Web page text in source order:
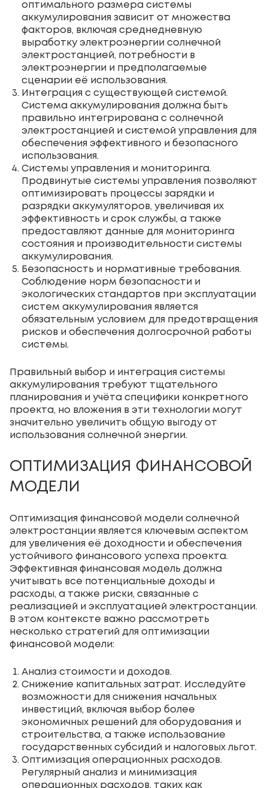
оптимального размера системы
аккумулирования зависит от множества
факторов, включая среднедневную
выработку электроэнергии солнечной
электростанцией, потребности в
электроэнергии и предполагаемые
сценарии её использования.
Интеграция с существующей системой.
Система аккумулирования должна быть
правильно интегрирована с солнечной
электростанцией и системой управления для
обеспечения эффективного и безопасного
использования.
Системы управления и мониторинга.
Продвинутые системы управления позволяют
оптимизировать процессы зарядки и
разрядки аккумуляторов, увеличивая их
эффективность и срок службы, а также
предоставляют данные для мониторинга
состояния и производительности системы
аккумулирования.
Безопасность и нормативные требования.
Соблюдение норм безопасности и
экологических стандартов при эксплуатации
систем аккумулирования является
обязательным условием для предотвращения
рисков и обеспечения долгосрочной работы
системы.
Правильный выбор и интеграция системы
аккумулирования требуют тщательного
планирования и учёта специфики конкретного
проекта, но вложения в эти технологии могут
значительно увеличить общую выгоду от
использования солнечной энергии.
ОПТИМИЗАЦИЯ ФИНАНСОВОЙ
МОДЕЛИ
Оптимизация финансовой модели солнечной
электростанции является ключевым аспектом
для увеличения её доходности и обеспечения
устойчивого финансового успеха проекта.
Эффективная финансовая модель должна
учитывать все потенциальные доходы и
расходы, а также риски, связанные с
реализацией и эксплуатацией электростанции.
В этом контексте важно рассмотреть
несколько стратегий для оптимизации
финансовой модели:
Анализ стоимости и доходов.
Снижение капитальных затрат. Исследуйте
возможности для снижения начальных
инвестиций, включая выбор более
экономичных решений для оборудования и
строительства, а также использование
государственных субсидий и налоговых льгот.
Оптимизация операционных расходов.
Регулярный анализ и минимизация
операционных расходов, таких как